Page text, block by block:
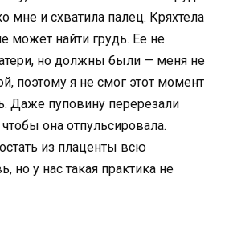
мне и схватила палец. Кряхтела
может найти грудь. Ее не
но должны были — меня не
поэтому я не смог этот момент
Даже пуповину перерезали
она отпульсировала.
из плаценты всю
но у нас такая практика не